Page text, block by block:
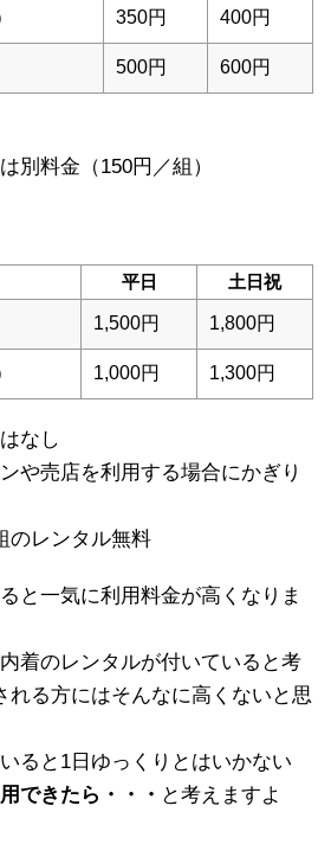
350円 400円
500円 600円
別料金（150円／組）
平日 土日祝
1,500円 1,800円
1,000円 1,300円
なし
や売店を利用する場合にかぎり
のレンタル無料
と一気に利用料金が高くなりま
着のレンタルが付いていると考
れる方にはそんなに高くないと思
ると1日ゆっくりとはいかない
できたら・・・ と考えますよ